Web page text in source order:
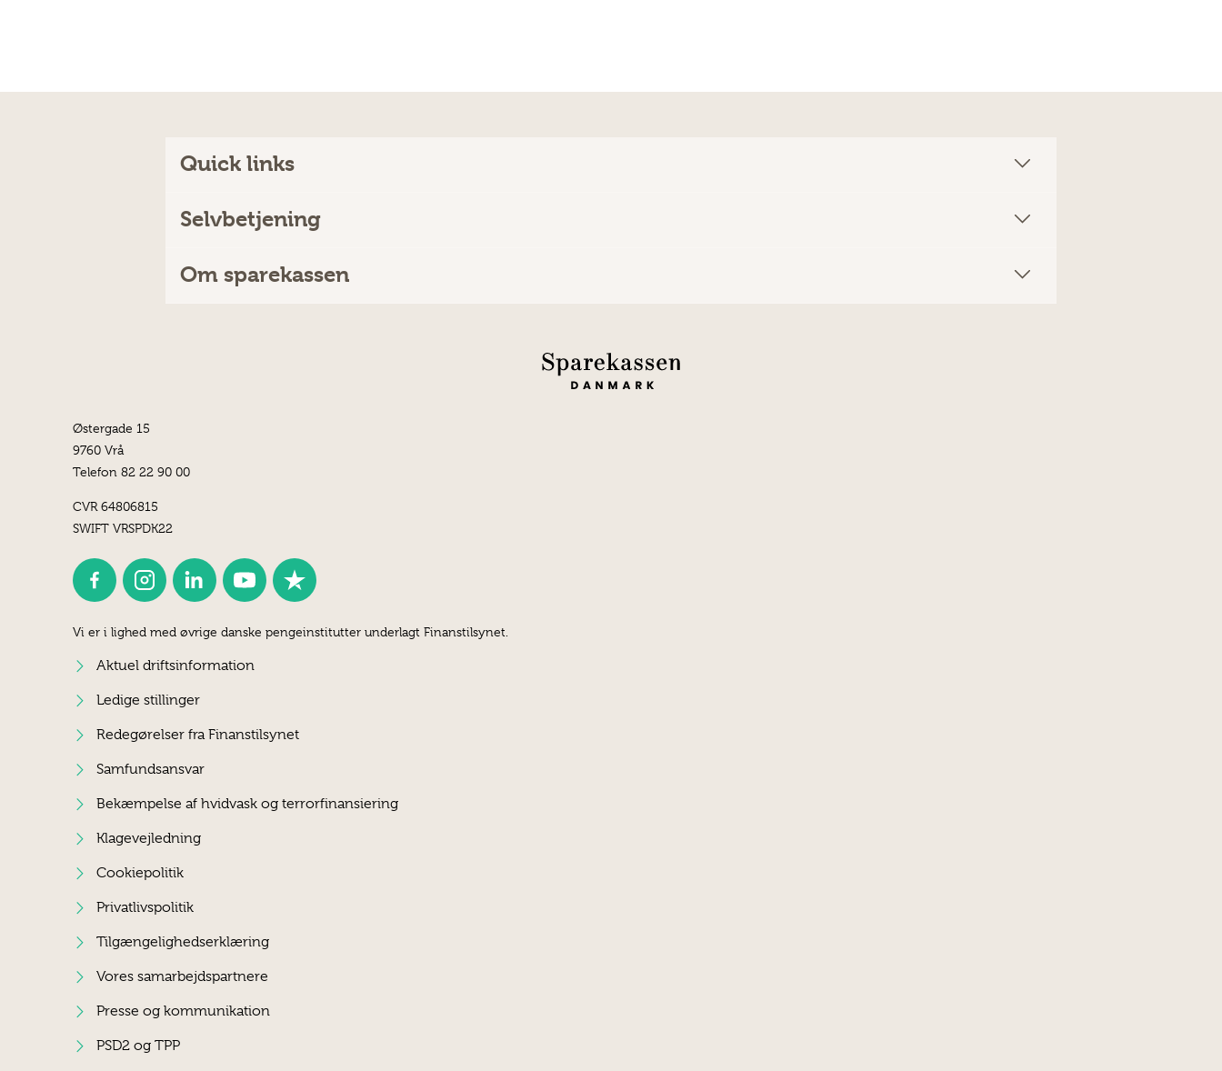
Quick links
Selvbetjening
Om sparekassen
Østergade 15
9760 Vrå
Telefon 82 22 90 00
CVR 64806815
SWIFT VRSPDK22
Vi er i lighed med øvrige danske pengeinstitutter underlagt Finanstilsynet.
Aktuel driftsinformation
Ledige stillinger
Redegørelser fra Finanstilsynet
Samfundsansvar
Bekæmpelse af hvidvask og terrorfinansiering
Klagevejledning
Cookiepolitik
Privatlivspolitik
Tilgængelighedserklæring
Vores samarbejdspartnere
Presse og kommunikation
PSD2 og TPP